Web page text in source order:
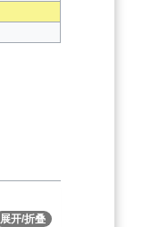
展开/折叠